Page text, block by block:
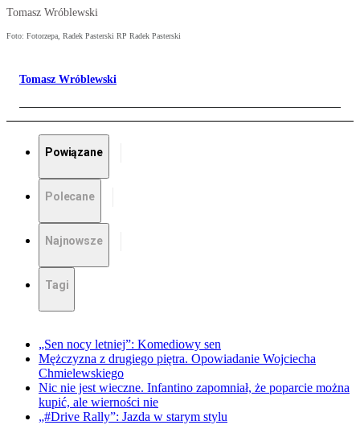
Tomasz Wróblewski
Foto: Fotorzepa, Radek Pasterski RP Radek Pasterski
Tomasz Wróblewski
Powiązane
Polecane
Najnowsze
Tagi
„Sen nocy letniej”: Komediowy sen
Mężczyzna z drugiego piętra. Opowiadanie Wojciecha
Chmielewskiego
Nic nie jest wieczne. Infantino zapomniał, że poparcie można
kupić, ale wierności nie
„#Drive Rally”: Jazda w starym stylu